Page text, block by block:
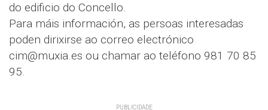
do edificio do Concello.
Para máis información, as persoas interesadas
poden dirixirse ao correo electrónico
cim@muxia.es ou chamar ao teléfono 981 70 85
95.